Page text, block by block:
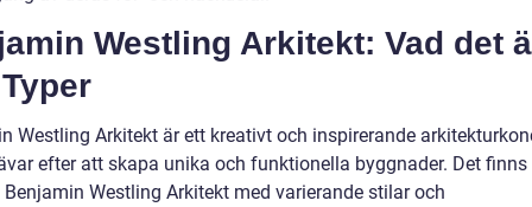
Westling Arkitekt: Vad det
Westling Arkitekt är ett kreativt och inspirerande
efter att skapa unika och funktionella byggnader. Det
Benjamin Westling Arkitekt med varierande stilar och